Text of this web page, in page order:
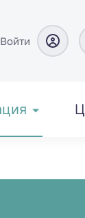
Войти